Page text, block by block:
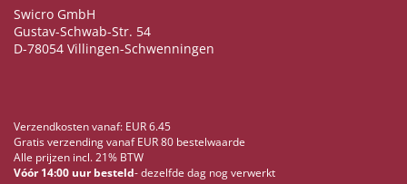
Swicro GmbH
Gustav-Schwab-Str. 54
D-78054 Villingen-Schwenningen
Verzendkosten vanaf: EUR 6.45
Gratis verzending vanaf EUR 80 bestelwaarde
Alle prijzen incl. 21% BTW
Vóór 14:00 uur besteld- dezelfde dag nog verwerkt